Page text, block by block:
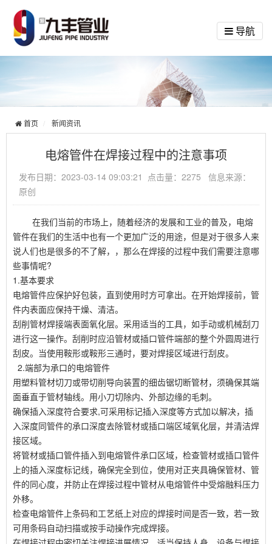
导航
首页 新闻资讯
电熔管件在焊接过程中的注意事项
发布日期：2023-03-14 09:03:21 点击量：2275 信息来源：
原创
在我们当前的市场上，随着经济的发展和工业的普及，电熔
管件在我们的生活中也有一个更加广泛的用途，但是对于很多人来
说人们也是很多的不了解，，那么在焊接的过程中我们需要注意哪
些事情呢?
1.基本要求
电熔管件应保护好包装，直到使用时方可拿出。在开始焊接前，管
件内表面应保持干燥、清洁。
刮削管材焊接端表面氧化层。采用适当的工具，如手动或机械刮刀
进行这一操作。刮削时应沿管材或插口管件端部的整个外圆周进行
刮皮。当使用鞍形或鞍形三通时，要对焊接区域进行刮皮。
2.端部为承口的电熔管件
用塑料管材切刀或带切削导向装置的细齿锯切断管材，须确保其端
面垂直于管材轴线。用小刀切除内、外部边缘的毛刺。
确保插入深度符合要求,可采用标记插入深度等方式加以解决，插
入深度同管件的承口深度去除管材或插口端区域氧化层，并清洁焊
接区域。
将管材或插口管件插入到电熔管件承口区域，检查管材或插口管件
上的插入深度标记线，确保完全到位，使用对正夹具确保管材、管
件的同心度，并防止在焊接过程中管材从电熔管件中受熔融料压力
外移。
检查电熔管件上条码和工艺纸上对应的焊接时间是否一致，若一致
可用条码自动扫描或按手动操作完成焊接。